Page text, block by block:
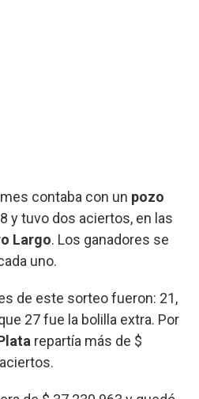
contaba con un pozo
y tuvo dos aciertos, en las
Largo. Los ganadores se
uno.
de este sorteo fueron: 21,
27 fue la bolilla extra. Por
repartía más de $